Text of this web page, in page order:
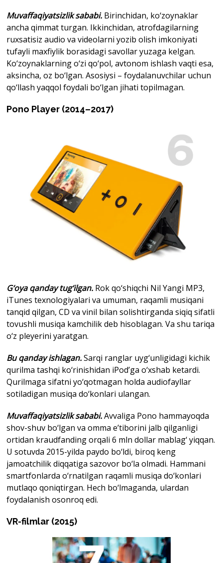
Muvaffaqiyatsizlik sababi. Birinchidan, ko‘zoynaklar
ancha qimmat turgan. Ikkinchidan, atrofdagilarning
ruxsatisiz audio va videolarni yozib olish imkoniyati
tufayli maxfiylik borasidagi savollar yuzaga kelgan.
Ko‘zoynaklarning o‘zi qo‘pol, avtonom ishlash vaqti esa,
aksincha, oz bo‘lgan. Asosiysi – foydalanuvchilar uchun
qo‘llash yaqqol foydali bo‘lgan jihati topilmagan.
Pono Player (2014–2017)
G‘oya qanday tug‘ilgan. Rok qo‘shiqchi Nil Yangi MP3,
iTunes texnologiyalari va umuman, raqamli musiqani
tanqid qilgan, CD va vinil bilan solishtirganda siqiq sifatli
tovushli musiqa kamchilik deb hisoblagan. Va shu tariqa
o‘z pleyerini yaratgan.
Bu qanday ishlagan.Sarqi ranglar uyg‘unligidagi kichik
qurilma tashqi ko‘rinishidan iPod’ga o‘xshab ketardi.
Qurilmaga sifatni yo‘qotmagan holda audiofayllar
sotiladigan musiqa do‘konlari ulangan.
Muvaffaqiyatsizlik sababi. Avvaliga Pono hammayoqda
shov-shuv bo‘lgan va omma e’tiborini jalb qilganligi
ortidan kraudfanding orqali 6 mln dollar mablag‘ yiqqan.
U sotuvda 2015-yilda paydo bo‘ldi, biroq keng
jamoatchilik diqqatiga sazovor bo‘la olmadi. Hammani
smartfonlarda o‘rnatilgan raqamli musiqa do‘konlari
mutlaqo qoniqtirgan. Hech bo‘lmaganda, ulardan
foydalanish osonroq edi.
VR-filmlar (2015)